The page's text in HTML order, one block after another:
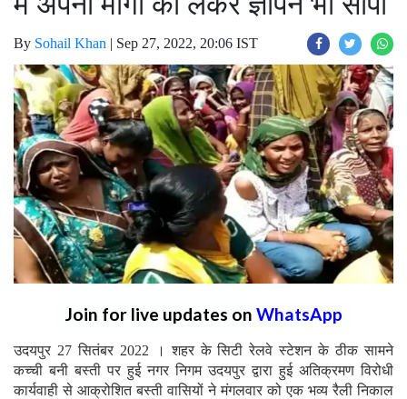
By Sohail Khan | Sep 27, 2022, 20:06 IST
Join for live updates on WhatsApp
उदयपुर 27 सितंबर 2022 । शहर के सिटी रेलवे स्टेशन के ठीक सामने
कच्ची बनी बस्ती पर हुई नगर निगम उदयपुर द्वारा हुई अतिक्रमण विरोधी
कार्यवाही से आक्रोशित बस्ती वासियों ने मंगलवार को एक भव्य रैली निकाल